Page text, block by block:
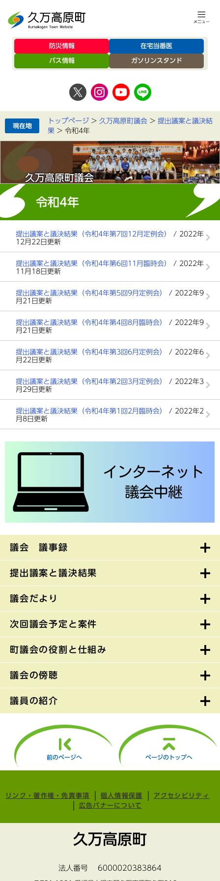
防災情報 在宅当番医
バス情報 ガソリンスタンド
トップページ > 久万高原町議会 > 提出議案と議決結
果 > 令和4年
久万高原町議会
議会 議事録
提出議案と議決結果
議会だより
次回議会予定と案件
町議会の役割と仕組み
議会の傍聴
議員の紹介
令和4年
提出議案と議決結果（令和4年第7回12月定例会）
/ 2022年
12月22日更新
提出議案と議決結果（令和4年第6回11月臨時会）
/ 2022年
11月18日更新
提出議案と議決結果（令和4年第5回9月定例会）
/ 2022年9
月21日更新
提出議案と議決結果（令和4年第4回8月臨時会）
/ 2022年9
月21日更新
提出議案と議決結果（令和4年第3回6月定例会）
/ 2022年6
月22日更新
提出議案と議決結果（令和4年第2回3月定例会）
/ 2022年3
月29日更新
提出議案と議決結果（令和4年第1回2月臨時会）
/ 2022年2
月8日更新
前のページへ ページのトップへ
リンク・著作権・免責事項 個人情報保護
アクセシビリティ
広告バナーについて
久万高原町
法人番号 6000020383864